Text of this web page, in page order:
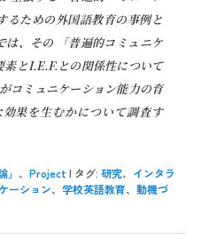
るための外国語教育の事例と
は、その 「普遍的コミュニケ
素とI.E.F.との関係性について
コミュニケーション能力の育
果を生むかについて調査す
、Project | タグ: 研究、 インタラ
ーション、 学校英語教育、動機づ